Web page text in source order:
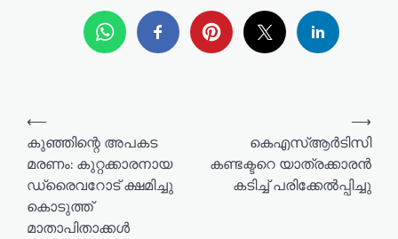
⟵
കുഞ്ഞിന്റെ അപകട
മരണം: കുറ്റക്കാരനായ
ഡ്രൈവറോട് ക്ഷമിച്ചു
കൊടുത്ത്
മാതാപിതാക്കൾ
കെഎസ്ആര്‍ടിസി
കണ്ടക്ടറെ യാത്രക്കാരന്‍
കടിച്ച് പരിക്കേല്‍പ്പിച്ചു
⟶